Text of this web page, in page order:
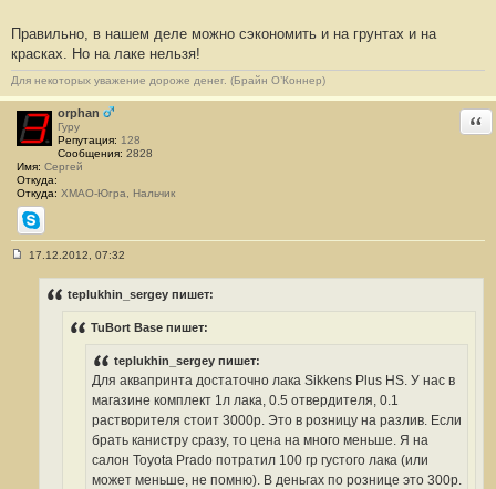
Правильно, в нашем деле можно сэкономить и на грунтах и на
красках. Но на лаке нельзя!
Для некоторых уважение дороже денег. (Брайн О’Коннер)
orphan
Гуру
Репутация: 128
Сообщения: 2828
Имя: Сергей
Откуда:
Откуда: ХМАО-Югра, Нальчик
Skype
17.12.2012, 07:32
teplukhin_sergey пишет:
TuBort Base пишет:
teplukhin_sergey пишет:
Для аквапринта достаточно лака Sikkens Plus HS. У нас в
магазине комплект 1л лака, 0.5 отвердителя, 0.1
растворителя стоит 3000р. Это в розницу на разлив. Если
брать канистру сразу, то цена на много меньше. Я на
салон Toyota Prado потратил 100 гр густого лака (или
может меньше, не помню). В деньгах по рознице это 300р.